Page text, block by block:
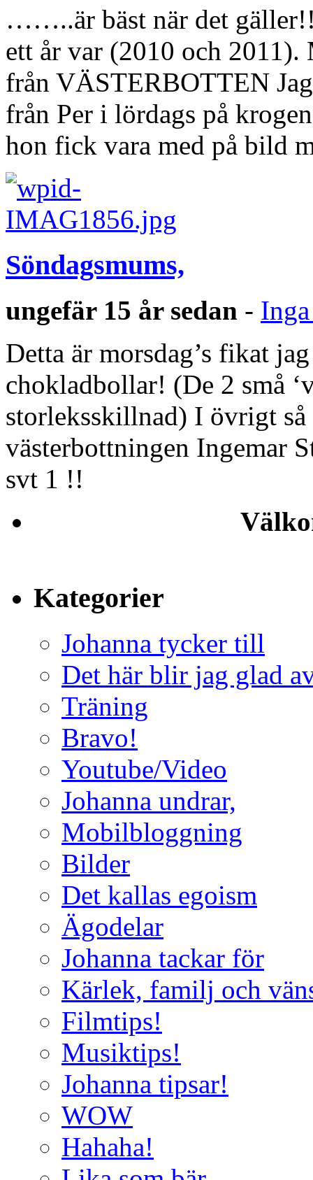
……..är bäst när det
ett år var (2010 och 2011).
från VÄSTERBOTTEN
från Per i lördags på
hon fick vara med på bild
Söndagsmums,
ungefär 15 år sedan -
Detta är morsdag’s fikat
chokladbollar! (De 2 små
storleksskillnad) I övrigt
västerbottningen Ingemar
svt 1 !!
Kategorier
Johanna tycker till
Det här blir jag glad
Träning
Bravo!
Youtube/Video
Johanna undrar,
Mobilbloggning
Bilder
Det kallas egoism
Ägodelar
Johanna tackar för
Kärlek, familj och
Filmtips!
Musiktips!
Johanna tipsar!
WOW
Hahaha!